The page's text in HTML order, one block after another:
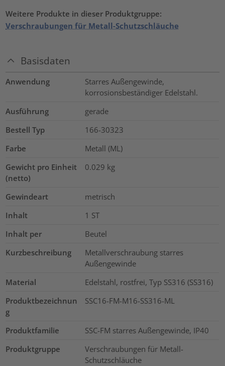
Weitere Produkte in dieser Produktgruppe:
Verschraubungen für Metall-Schutzschläuche
Basisdaten
Anwendung
Starres Außengewinde,
korrosionsbeständiger Edelstahl.
Ausführung
gerade
Bestell Typ
166-30323
Farbe
Metall (ML)
Gewicht pro Einheit
(netto)
0.029 kg
Gewindeart
metrisch
Inhalt
1 ST
Inhalt per
Beutel
Kurzbeschreibung
Metallverschraubung starres
Außengewinde
Material
Edelstahl, rostfrei, Typ SS316 (SS316)
Produktbezeichnun
g
SSC16-FM-M16-SS316-ML
Produktfamilie
SSC-FM starres Außengewinde, IP40
Produktgruppe
Verschraubungen für Metall-
Schutzschläuche